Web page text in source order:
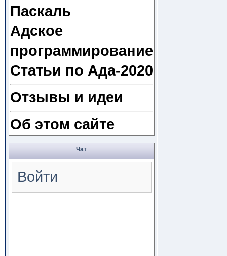
Паскаль
Адское
программирование
Статьи по Ада-2020
Отзывы и идеи
Об этом сайте
Чат
Войти